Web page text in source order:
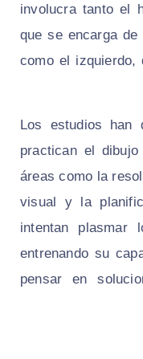
involucra tanto el
que se encarga
como el izquierdo,
Los estudios han
practican el
áreas como la
visual y la
intentan plasmar
entrenando su
pensar en